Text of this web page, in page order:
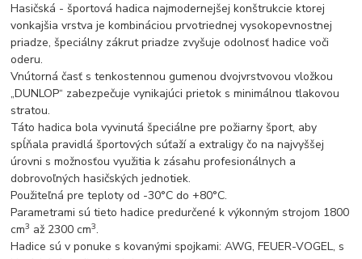
Hasičská - športová hadica najmodernejšej konštrukcie ktorej
vonkajšia vrstva je kombináciou prvotriednej vysokopevnostnej
priadze, špeciálny zákrut priadze zvyšuje odolnosť hadice voči
oderu.
Vnútorná časť s tenkostennou gumenou dvojvrstvovou vložkou
„DUNLOP“ zabezpečuje vynikajúci prietok s minimálnou tlakovou
stratou.
Táto hadica bola vyvinutá špeciálne pre požiarny šport, aby
spĺňala pravidlá športových súťaží a extraligy čo na najvyššej
úrovni s možnosťou využitia k zásahu profesionálnych a
dobrovoľných hasičských jednotiek.
Použiteľná pre teploty od -30°C do +80°C.
Parametrami sú tieto hadice predurčené k výkonným strojom 1800
cm3 až 2300 cm3.
Hadice sú v ponuke s kovanými spojkami: AWG, FEUER-VOGEL, s